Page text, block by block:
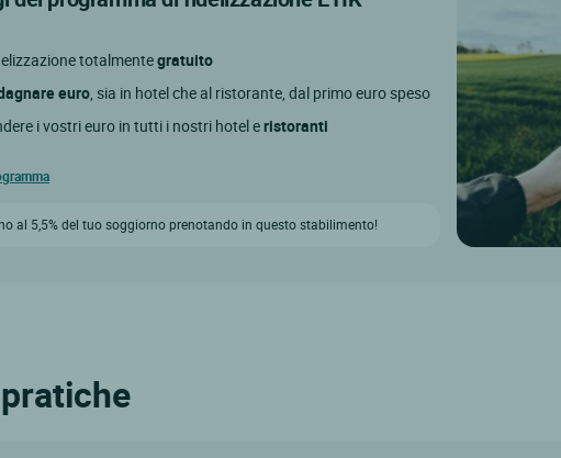
totalmentegratuito
euro, sia in hotel che al ristorante, dal primo euro speso
i vostri euro in tutti i nostri hotel eristoranti
al 5,5% del tuo soggiorno prenotando in questo stabilimento!